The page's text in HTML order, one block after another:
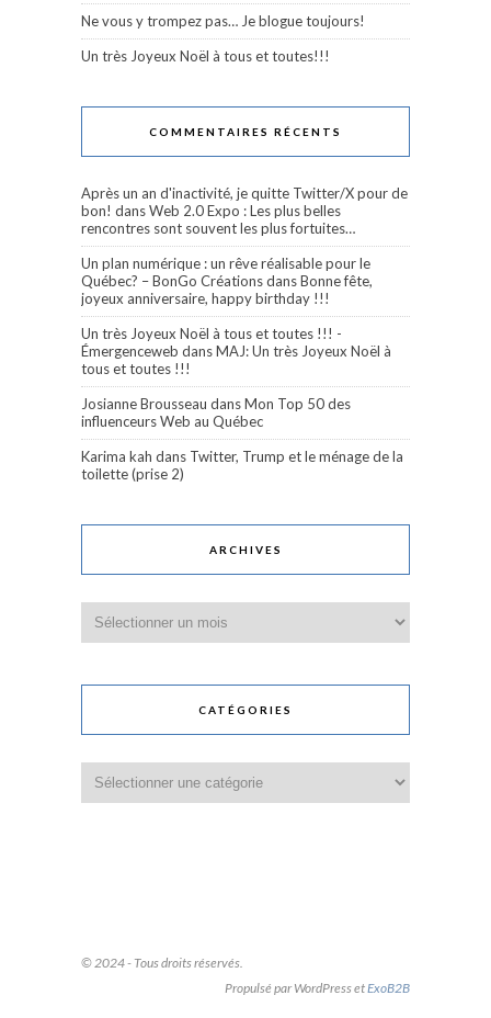
Ne vous y trompez pas… Je blogue toujours!
Un très Joyeux Noël à tous et toutes!!!
COMMENTAIRES RÉCENTS
Après un an d'inactivité, je quitte Twitter/X pour de
bon! dansWeb 2.0 Expo : Les plus belles
rencontres sont souvent les plus fortuites…
Un plan numérique : un rêve réalisable pour le
Québec? – BonGo CréationsdansBonne fête,
joyeux anniversaire, happy birthday !!!
Un très Joyeux Noël à tous et toutes !!! -
Émergenceweb dansMAJ: Un très Joyeux Noël à
tous et toutes !!!
Josianne Brousseau dansMon Top 50 des
influenceurs Web au Québec
Karima kah dans Twitter, Trump et le ménage de la
toilette (prise 2)
ARCHIVES
CATÉGORIES
© 2024 - Tous droits réservés.
Propulsé par WordPress etExoB2B